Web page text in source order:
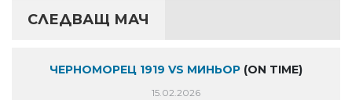
СЛЕДВАЩ МАЧ
ЧЕРНОМОРЕЦ 1919 VS МИНЬОР (ON TIME)
15.02.2026